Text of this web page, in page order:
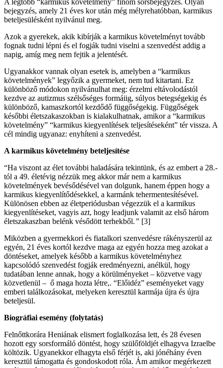
bejegyzés, amely 21 éves kor után még mélyrehatóbban, karmikus
beteljesülésként nyilvánul meg.
Azok a gyerekek, akik kibírják a karmikus követelményt tovább
fognak tudni lépni és el fogják tudni viselni a szenvedést addig a
napig, amíg meg nem fejtik a jelentését.
Ugyanakkor vannak olyan esetek is, amelyben a “karmikus
követelmények” legyőzik a gyermeket, nem tud kitartani. Ez
különböző módokon nyilvánulhat meg: érzelmi eltávolodástól
kezdve az autizmus szélsőséges formáiig, súlyos betegségekig és
különböző, kamaszkortól kezdődő függőségekig. Függőségek
későbbi életszakaszokban is kialakulhatnak, amikor a “karmikus
követelmény” “karmikus kiegyenlítések teljesítéseként” tér vissza. A
cél mindig ugyanaz: enyhíteni a szenvedést.
A karmikus követelmény beteljesítése
“Ha viszont az élet további haladására tekintünk, és az embert a 28.-
tól a 49. életévig nézzük meg akkor már nem a karmikus
követelmények bevésődésével van dolgunk, hanem éppen hogy a
karmikus kiegyenlítődésekkel, a karmánk tehermentesítésével.
Különösen ebben az életperiódusban végezzük el a karmikus
kiegyenlítéseket, vagyis azt, hogy leadjunk valamit az első három
életszakaszban belénk vésődött terhekből.” [3]
Miközben a gyermekkori és fiatalkori szenvedésre rákényszerül az
egyén, 21 éves kortól kezdve maga az egyén hozza meg azokat a
döntéseket, amelyek később a karmikus követelményhez
kapcsolódó szenvedést fogják eredményezni, anélkül, hogy
tudatában lenne annak, hogy a körülményeket – közvetve vagy
közvetlenül – ő maga hozta létre,. “Előidéz” eseményeket vagy
emberi találkozásokat, melyeken keresztül karmája újra és újra
beteljesül.
Biográfiai esemény (folytatás)
Felnőttkorára Heniának elismert foglalkozása lett, és 28 évesen
hozott egy sorsformáló döntést, hogy szülőföldjét elhagyva Izraelbe
költözik. Ugyanekkor elhagyta első férjét is, aki jónéhány éven
keresztül támogatta és gondoskodott róla. Ám amikor megérkezett